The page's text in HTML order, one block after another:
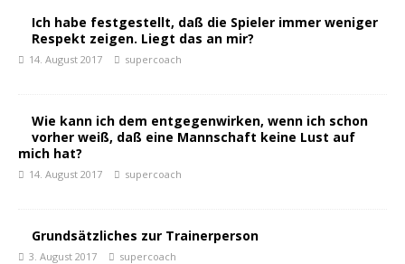
Ich habe festgestellt, daß die Spieler immer weniger
Respekt zeigen. Liegt das an mir?
14. August 2017 supercoach
Wie kann ich dem entgegenwirken, wenn ich schon
vorher weiß, daß eine Mannschaft keine Lust auf
mich hat?
14. August 2017 supercoach
Grundsätzliches zur Trainerperson
3. August 2017 supercoach